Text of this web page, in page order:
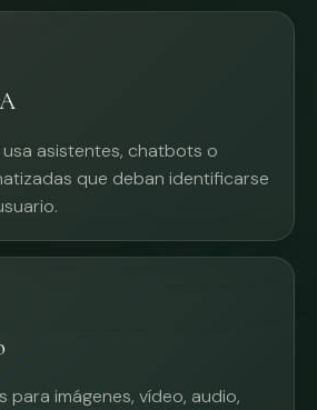
usa asistentes, chatbots o
que deban identificarse
para imágenes, vídeo, audio,